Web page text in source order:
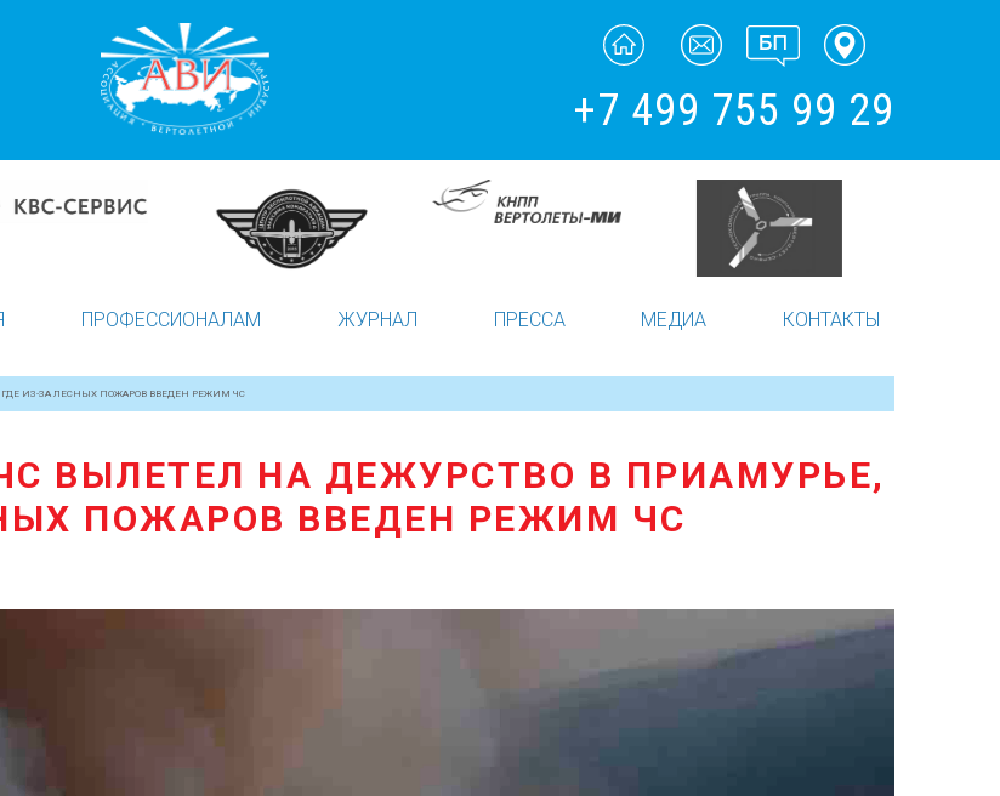
+7 499 755 99 29
ПРОФЕССИОНАЛАМ ЖУРНАЛ ПРЕССА МЕДИА КОНТАКТЫ
ИЗ-ЗА ЛЕСНЫХ ПОЖАРОВ ВВЕДЕН РЕЖИМ ЧС
ВЫЛЕТЕЛ НА ДЕЖУРСТВО В ПРИАМУРЬЕ,
ПОЖАРОВ ВВЕДЕН РЕЖИМ ЧС